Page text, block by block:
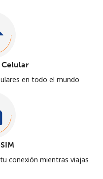
Celular
en todo el mundo
conexión mientras viajas